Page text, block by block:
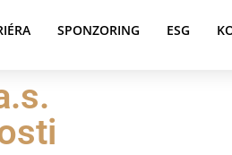
SPONZORING ESG